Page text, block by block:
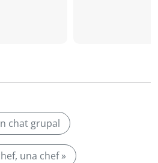
chat grupal
una chef »